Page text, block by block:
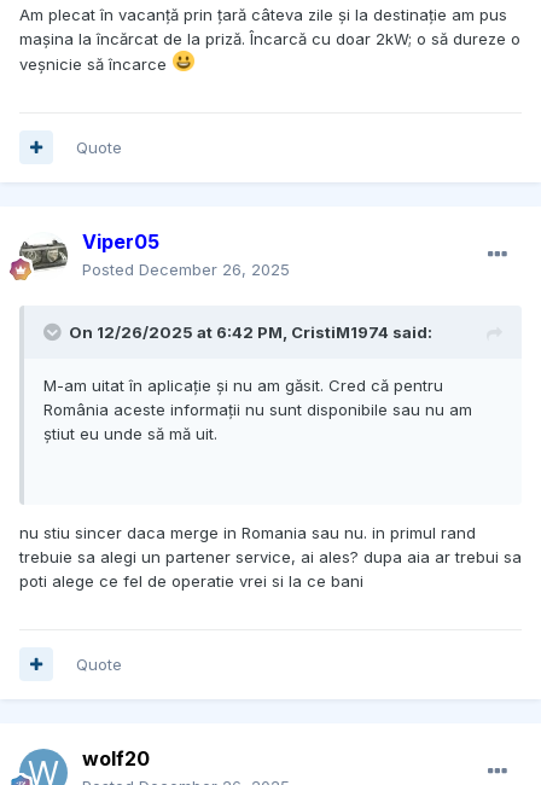
Am plecat în vacanță prin țară câteva zile și la destinație am pus
mașina la încărcat de la priză. Încarcă cu doar 2kW; o să dureze o
veșnicie să încarce
Quote
Viper05
Posted December 26, 2025
On 12/26/2025 at 6:42 PM, CristiM1974 said:
M-am uitat în aplicație și nu am găsit. Cred că pentru
România aceste informații nu sunt disponibile sau nu am
știut eu unde să mă uit.
nu stiu sincer daca merge in Romania sau nu. in primul rand
trebuie sa alegi un partener service, ai ales? dupa aia ar trebui sa
poti alege ce fel de operatie vrei si la ce bani
Quote
wolf20